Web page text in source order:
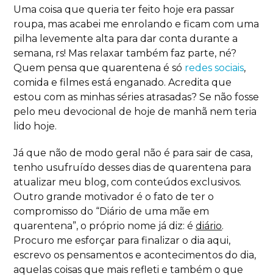
Uma coisa que queria ter feito hoje era passar
roupa, mas acabei me enrolando e ficam com uma
pilha levemente alta para dar conta durante a
semana, rs! Mas relaxar também faz parte, né?
Quem pensa que quarentena é só redes sociais,
comida e filmes está enganado. Acredita que
estou com as minhas séries atrasadas? Se não fosse
pelo meu devocional de hoje de manhã nem teria
lido hoje.
Já que não de modo geral não é para sair de casa,
tenho usufruído desses dias de quarentena para
atualizar meu blog, com conteúdos exclusivos.
Outro grande motivador é o fato de ter o
compromisso do “Diário de uma mãe em
quarentena”, o próprio nome já diz: édiário.
Procuro me esforçar para finalizar o dia aqui,
escrevo os pensamentos e acontecimentos do dia,
aquelas coisas que mais refleti e também o que